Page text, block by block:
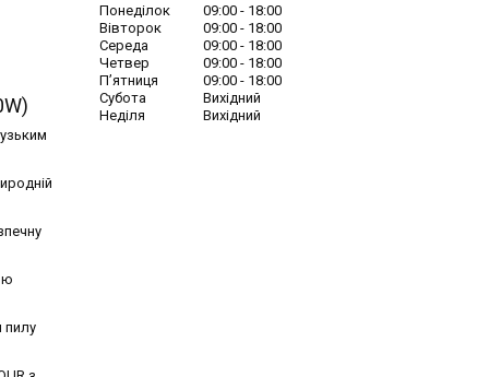
пилу
Понеділок 09:00
18:00
Вівторок
09:00
18:00
Середа
09:00
18:00
Четвер
09:00
18:00
Пʼятниця
09:00
18:00
Субота
Вихідний
Неділя
Вихідний